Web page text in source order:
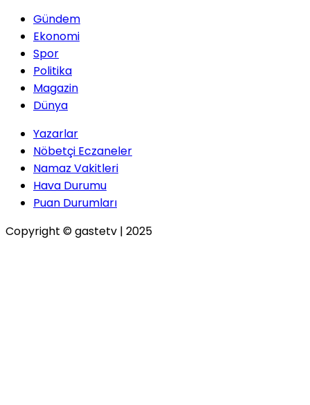
Gündem
Ekonomi
Spor
Politika
Magazin
Dünya
Yazarlar
Nöbetçi Eczaneler
Namaz Vakitleri
Hava Durumu
Puan Durumları
Copyright © gastetv | 2025